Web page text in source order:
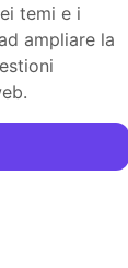
temi e i
ampliare la